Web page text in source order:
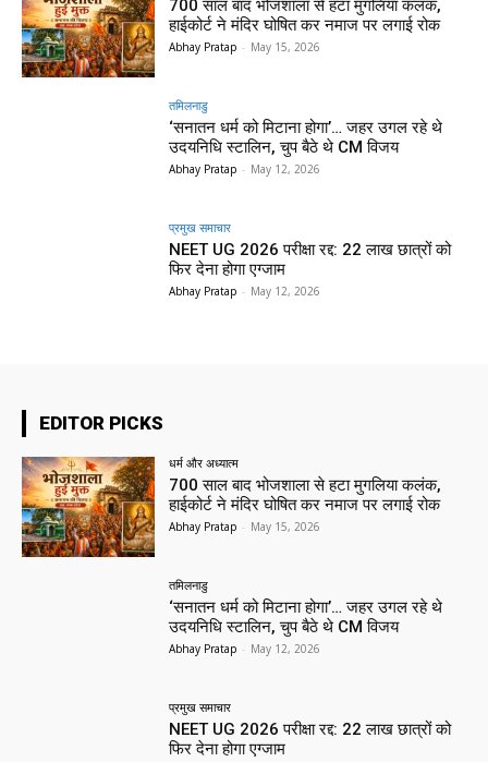
700 साल बाद भोजशाला से हटा मुगलिया कलंक,
हाईकोर्ट ने मंदिर घोषित कर नमाज पर लगाई रोक
Abhay Pratap - May 15, 2026
तमिलनाडु
‘सनातन धर्म को मिटाना होगा’… जहर उगल रहे थे
उदयनिधि स्टालिन, चुप बैठे थे CM विजय
Abhay Pratap - May 12, 2026
प्रमुख समाचार‎
NEET UG 2026 परीक्षा रद्द: 22 लाख छात्रों को
फिर देना होगा एग्जाम
Abhay Pratap - May 12, 2026
EDITOR PICKS
धर्म और अध्यात्म
700 साल बाद भोजशाला से हटा मुगलिया कलंक,
हाईकोर्ट ने मंदिर घोषित कर नमाज पर लगाई रोक
Abhay Pratap - May 15, 2026
तमिलनाडु
‘सनातन धर्म को मिटाना होगा’… जहर उगल रहे थे
उदयनिधि स्टालिन, चुप बैठे थे CM विजय
Abhay Pratap - May 12, 2026
प्रमुख समाचार‎
NEET UG 2026 परीक्षा रद्द: 22 लाख छात्रों को
फिर देना होगा एग्जाम